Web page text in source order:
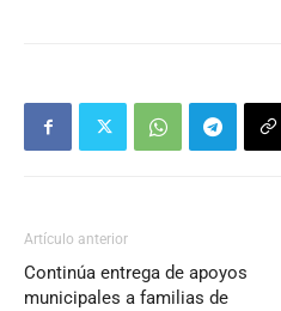
Artículo anterior
Continúa entrega de apoyos
municipales a familias de